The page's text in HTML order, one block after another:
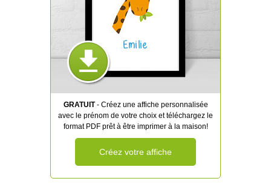
Emilie
GRATUIT- Créez une affiche personnalisée
avec le prénom de votre choix et téléchargez le
format PDF prêt à être imprimer à la maison!
Créez votre affiche